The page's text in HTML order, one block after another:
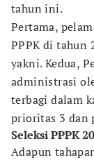
tahun ini.
Pertama,
PPPK di tahun
yakni. Kedua,
administrasi
terbagi dalam
prioritas 3 dan
Seleksi PPPK
Adapun